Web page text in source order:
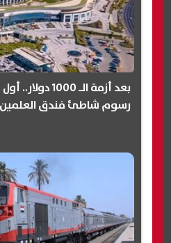
بعد أزمة الـ
رسوم شاطئ فندق